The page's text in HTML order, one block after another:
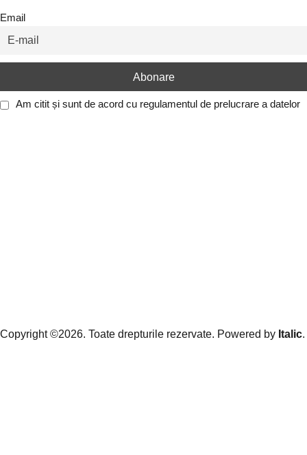
Email
Am citit și sunt de acord cu regulamentul de prelucrare a datelor
Copyright ©2026. Toate drepturile rezervate. Powered by Italic.